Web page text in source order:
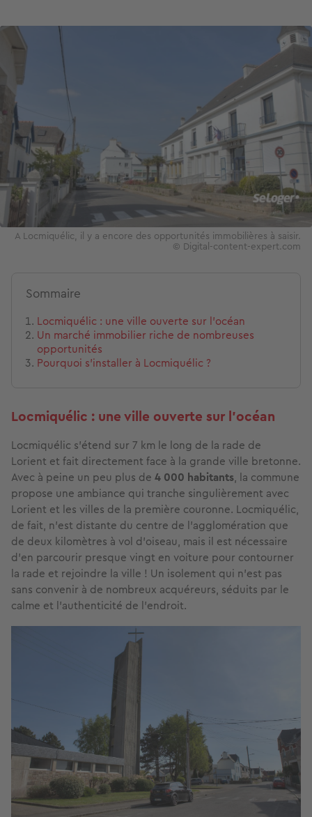
Image
A Locmiquélic, il y a encore des opportunités immobilières à saisir.
© Digital-content-expert.com
Sommaire
Locmiquélic : une ville ouverte sur l’océan
Un marché immobilier riche de nombreuses
opportunités
Pourquoi s’installer à Locmiquélic ?
Locmiquélic : une ville ouverte sur l’océan
Locmiquélic s’étend sur 7 km le long de la rade de
Lorient et fait directement face à la grande ville bretonne.
Avec à peine un peu plus de 4 000 habitants, la commune
propose une ambiance qui tranche singulièrement avec
Lorient et les villes de la première couronne. Locmiquélic,
de fait, n’est distante du centre de l’agglomération que
de deux kilomètres à vol d’oiseau, mais il est nécessaire
d’en parcourir presque vingt en voiture pour contourner
la rade et rejoindre la ville ! Un isolement qui n’est pas
sans convenir à de nombreux acquéreurs, séduits par le
calme et l’authenticité de l’endroit.